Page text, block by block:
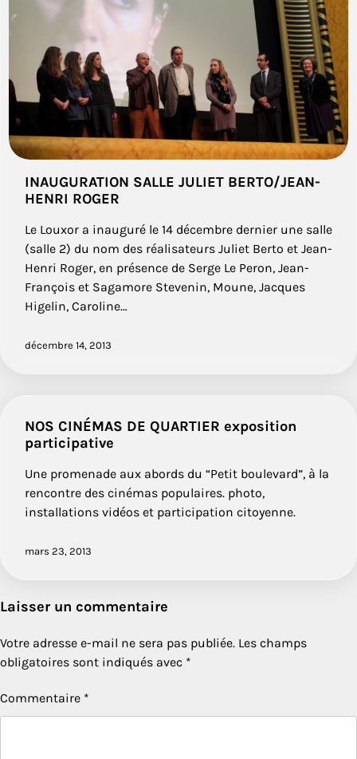
INAUGURATION SALLE JULIET BERTO/JEAN-
HENRI ROGER
Le Louxor a inauguré le 14 décembre dernier une salle
(salle 2) du nom des réalisateurs Juliet Berto et Jean-
Henri Roger, en présence de Serge Le Peron, Jean-
François et Sagamore Stevenin, Moune, Jacques
Higelin, Caroline…
décembre 14, 2013
NOS CINÉMAS DE QUARTIER exposition
participative
Une promenade aux abords du “Petit boulevard”, à la
rencontre des cinémas populaires. photo,
installations vidéos et participation citoyenne.
mars 23, 2013
Laisser un commentaire
Votre adresse e-mail ne sera pas publiée. Les champs
obligatoires sont indiqués avec *
Commentaire *